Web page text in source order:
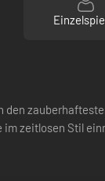
im zeitlosen Stil